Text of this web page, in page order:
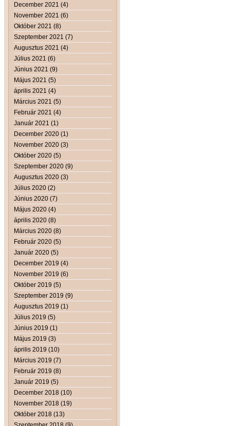
December 2021 (4)
November 2021 (6)
Október 2021 (8)
Szeptember 2021 (7)
Augusztus 2021 (4)
Július 2021 (6)
Június 2021 (9)
Május 2021 (5)
április 2021 (4)
Március 2021 (5)
Február 2021 (4)
Január 2021 (1)
December 2020 (1)
November 2020 (3)
Október 2020 (5)
Szeptember 2020 (9)
Augusztus 2020 (3)
Július 2020 (2)
Június 2020 (7)
Május 2020 (4)
április 2020 (8)
Március 2020 (8)
Február 2020 (5)
Január 2020 (5)
December 2019 (4)
November 2019 (6)
Október 2019 (5)
Szeptember 2019 (9)
Augusztus 2019 (1)
Július 2019 (5)
Június 2019 (1)
Május 2019 (3)
április 2019 (10)
Március 2019 (7)
Február 2019 (8)
Január 2019 (5)
December 2018 (10)
November 2018 (19)
Október 2018 (13)